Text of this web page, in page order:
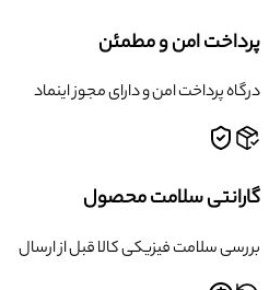
پرداخت امن و مطمئن
درگاه پرداخت امن و دارای مجوز اینماد
گارانتی سلامت محصول
بررسی سلامت فیزیکی کالا قبل از ارسال